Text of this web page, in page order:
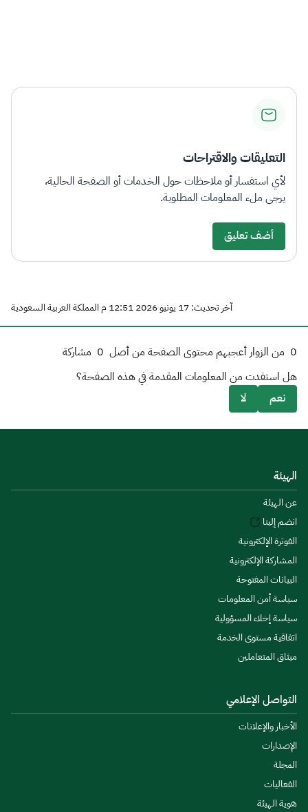
التعليقات والاقتراحات
لأي استفسار أو ملاحظات حول الخدمات أو الصفحة الحالية،
يرجى ملء المعلومات المطلوبة.
أضف تعليق
آخر تحديث: 17 يونيو 2026 12:51 م المملكة العربية السعودية
0 من الزوار أعجبهم محتوى الصفحة من أصل 0 مشاركة
هل استفدت من المعلومات المقدمة في هذه الصفحة؟
نعم
لا
الهيئة
عن الهيئة
انضم إلينا
الفوترة الإلكترونية
المشاركة الإلكترونية
البيانات المفتوحة
سياسة أمن المعلومات
سياسة إخلاء المسؤولية
اتفاقية مستوى الخدمة
ميثاق المتعاملين
التواصل الإعلامي
الأخبار والإعلانات
الإصدارات
المجلة
الفعاليات
هوية الهيئة